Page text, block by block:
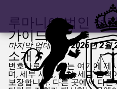
루마니아 법인 설
가이드
마지막 업데이트:2026년 2월
소개
변호사로서 저희는 여기에 제
며, 세부 사항, 수치, 세금 금
보장합니다. 다른 곳에서 다